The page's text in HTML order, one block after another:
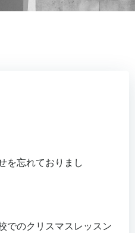
を忘れておりまし
でのクリスマスレッスン